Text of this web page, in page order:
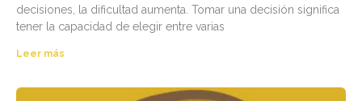
decisiones, la dificultad aumenta. Tomar una decisión significa
tener la capacidad de elegir entre varias
Leer más